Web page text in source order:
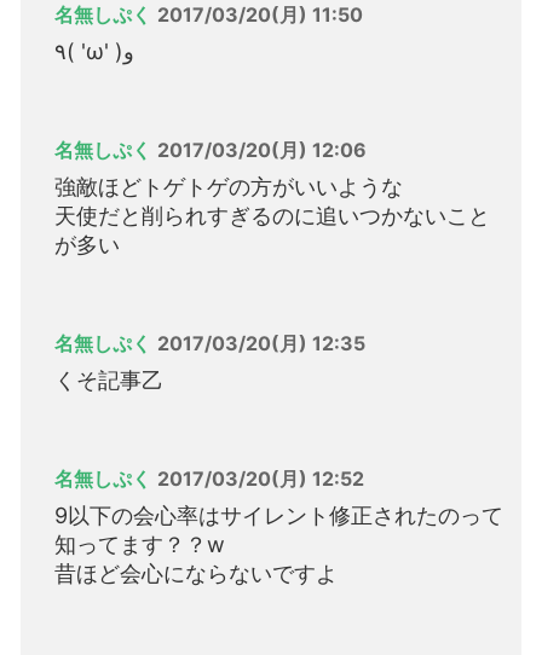
名無しぷく 2017/03/20(月) 11:50
٩( 'ω' )و
名無しぷく 2017/03/20(月) 12:06
強敵ほどトゲトゲの方がいいような
天使だと削られすぎるのに追いつかないこと
が多い
名無しぷく 2017/03/20(月) 12:35
くそ記事乙
名無しぷく 2017/03/20(月) 12:52
9以下の会心率はサイレント修正されたのって
知ってます？？w
昔ほど会心にならないですよ